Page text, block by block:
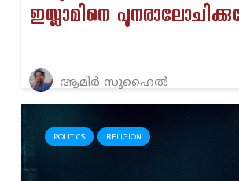
ഇസ്ലാമിനെ
ആമിർ സുഹൈൽ
POLITICS RELIGION